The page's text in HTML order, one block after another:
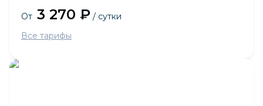
От 3 270 ₽ / сутки
Все тарифы